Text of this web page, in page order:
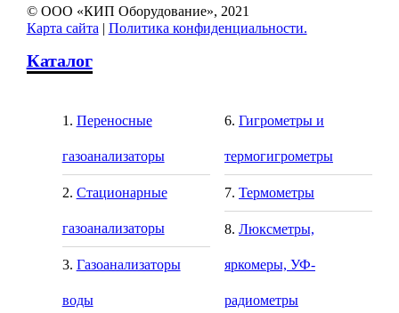
© ООО «КИП Оборудование», 2021
Карта сайта | Политика конфиденциальности.
Каталог
Переносные
газоанализаторы
Стационарные
газоанализаторы
Газоанализаторы
воды
Гигрометры и
термогигрометры
Термометры
Люксметры,
яркомеры, УФ-
радиометры